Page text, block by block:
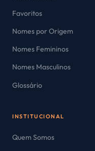
Favoritos
Nomes por Origem
Nomes Femininos
Nomes Masculinos
Glossário
INSTITUCIONAL
Quem Somos